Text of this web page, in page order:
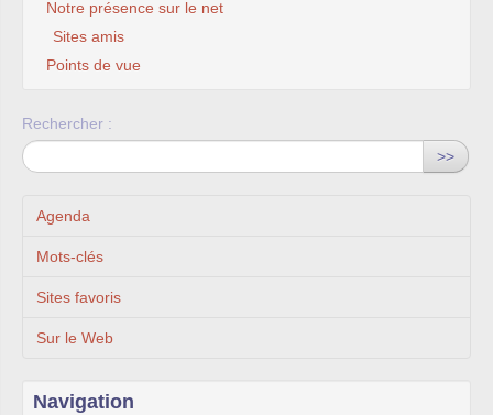
Notre présence sur le net
Sites amis
Points de vue
Rechercher :
>>
Agenda
Mots-clés
Sites favoris
Sur le Web
Navigation